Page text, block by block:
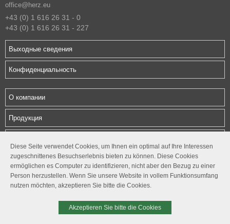
Diese Seite verwendet Cookies, um Ihnen ein optimal auf Ihre Interessen
zugeschnittenes Besuchserlebnis bieten zu können. Diese Cookies
ermöglichen es Computer zu identifizieren, nicht aber den Bezug zu einer
Person herzustellen. Wenn Sie unsere Website in vollem Funktionsumfang
nutzen möchten, akzeptieren Sie bitte die Cookies.
Akzeptieren Sie bitte die Cookies
office@herz.eu
+43 (0) 1 616 26 31 - 0
+43 (0) 1 616 26 31 - 227
Выходные сведения
Конфиденциальность
О компании
Продукция
Контакты
Follow us